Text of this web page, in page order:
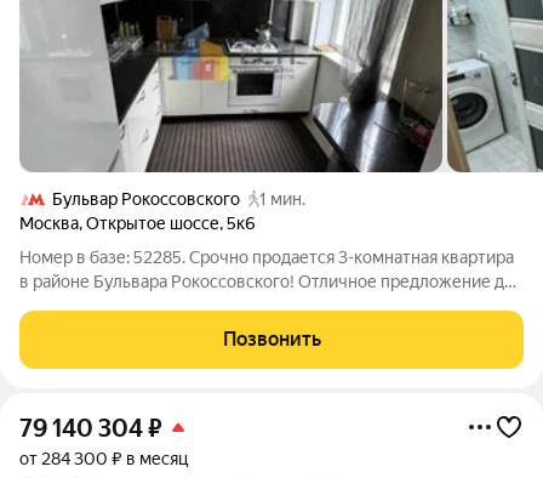
Бульвар Рокоссовского
1 мин.
Москва,Открытое шоссе,5к6
Номер в базе: 52285. Срочно продается 3-комнатная квартира
в районе Бульвара Рокоссовского! Отличное предложение для
квартире выполнен евро-ремонт, смежные комнаты,
совмещенный санузел и балкон.
Позвонить
79 140 304₽
от 284 300 ₽ в месяц